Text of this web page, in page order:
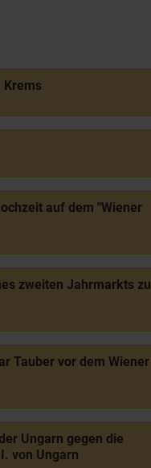
Krems
auf dem "Wiener
zweiten Jahrmarkts zu
Tauber vor dem Wiener
Ungarn gegen die
von Ungarn